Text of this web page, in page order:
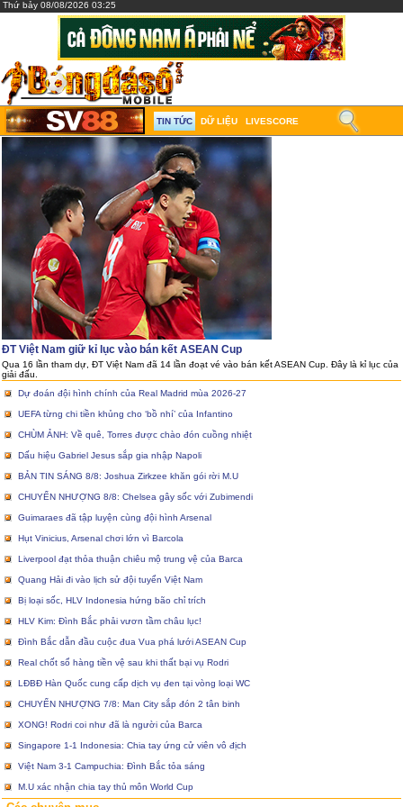
Thứ bảy 08/08/2026 03:25
TIN TỨC DỮ LIỆU LIVESCORE
ĐT Việt Nam giữ kỉ lục vào bán kết ASEAN Cup
Qua 16 lần tham dự, ĐT Việt Nam đã 14 lần đoạt vé vào bán kết ASEAN Cup. Đây là kỉ lục của
giải đấu.
Dự đoán đội hình chính của Real Madrid mùa 2026-27
UEFA từng chi tiền khủng cho ‘bồ nhí’ của Infantino
CHÙM ẢNH: Về quê, Torres được chào đón cuồng nhiệt
Dấu hiệu Gabriel Jesus sắp gia nhập Napoli
BẢN TIN SÁNG 8/8: Joshua Zirkzee khăn gói rời M.U
CHUYỂN NHƯỢNG 8/8: Chelsea gây sốc với Zubimendi
Guimaraes đã tập luyện cùng đội hình Arsenal
Hụt Vinicius, Arsenal chơi lớn vì Barcola
Liverpool đạt thỏa thuận chiêu mộ trung vệ của Barca
Quang Hải đi vào lịch sử đội tuyển Việt Nam
Bị loại sốc, HLV Indonesia hứng bão chỉ trích
HLV Kim: Đình Bắc phải vươn tầm châu lục!
Đình Bắc dẫn đầu cuộc đua Vua phá lưới ASEAN Cup
Real chốt sổ hàng tiền vệ sau khi thất bại vụ Rodri
LĐBĐ Hàn Quốc cung cấp dịch vụ đen tại vòng loại WC
CHUYỂN NHƯỢNG 7/8: Man City sắp đón 2 tân binh
XONG! Rodri coi như đã là người của Barca
Singapore 1-1 Indonesia: Chia tay ứng cử viên vô địch
Việt Nam 3-1 Campuchia: Đình Bắc tỏa sáng
M.U xác nhận chia tay thủ môn World Cup